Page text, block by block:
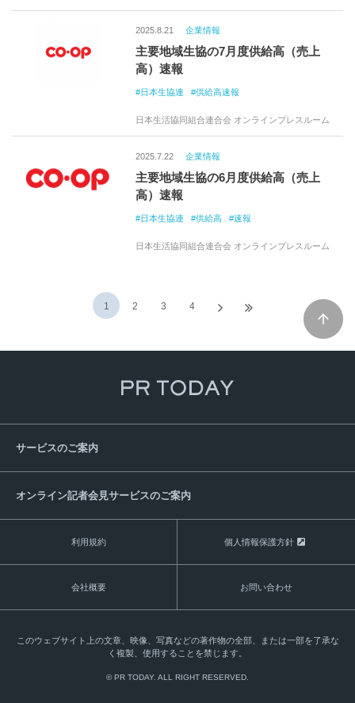
2025.8.21 企業情報
主要地域生協の7月度供給高（売上
高）速報
日本生協連 供給高速報
日本生活協同組合連合会 オンラインプレスルーム
2025.7.22 企業情報
主要地域生協の6月度供給高（売上
高）速報
日本生協連 供給高 速報
日本生活協同組合連合会 オンラインプレスルーム
1 2 3 4
サービスのご案内
オンライン記者会見サービスのご案内
利用規約 個人情報保護方針
会社概要 お問い合わせ
このウェブサイト上の文章、映像、写真などの著作物の全部、または一部を了承な
く複製、使用することを禁じます。
© PR TODAY. ALL RIGHT RESERVED.